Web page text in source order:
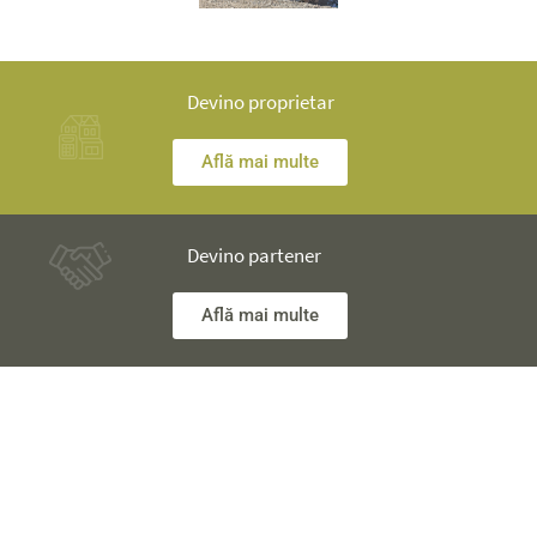
Devino proprietar
Află mai multe
Devino partener
Află mai multe